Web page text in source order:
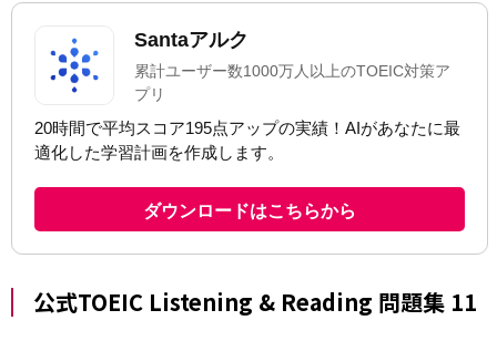
公式TOEIC Listening & Reading 問題集 11